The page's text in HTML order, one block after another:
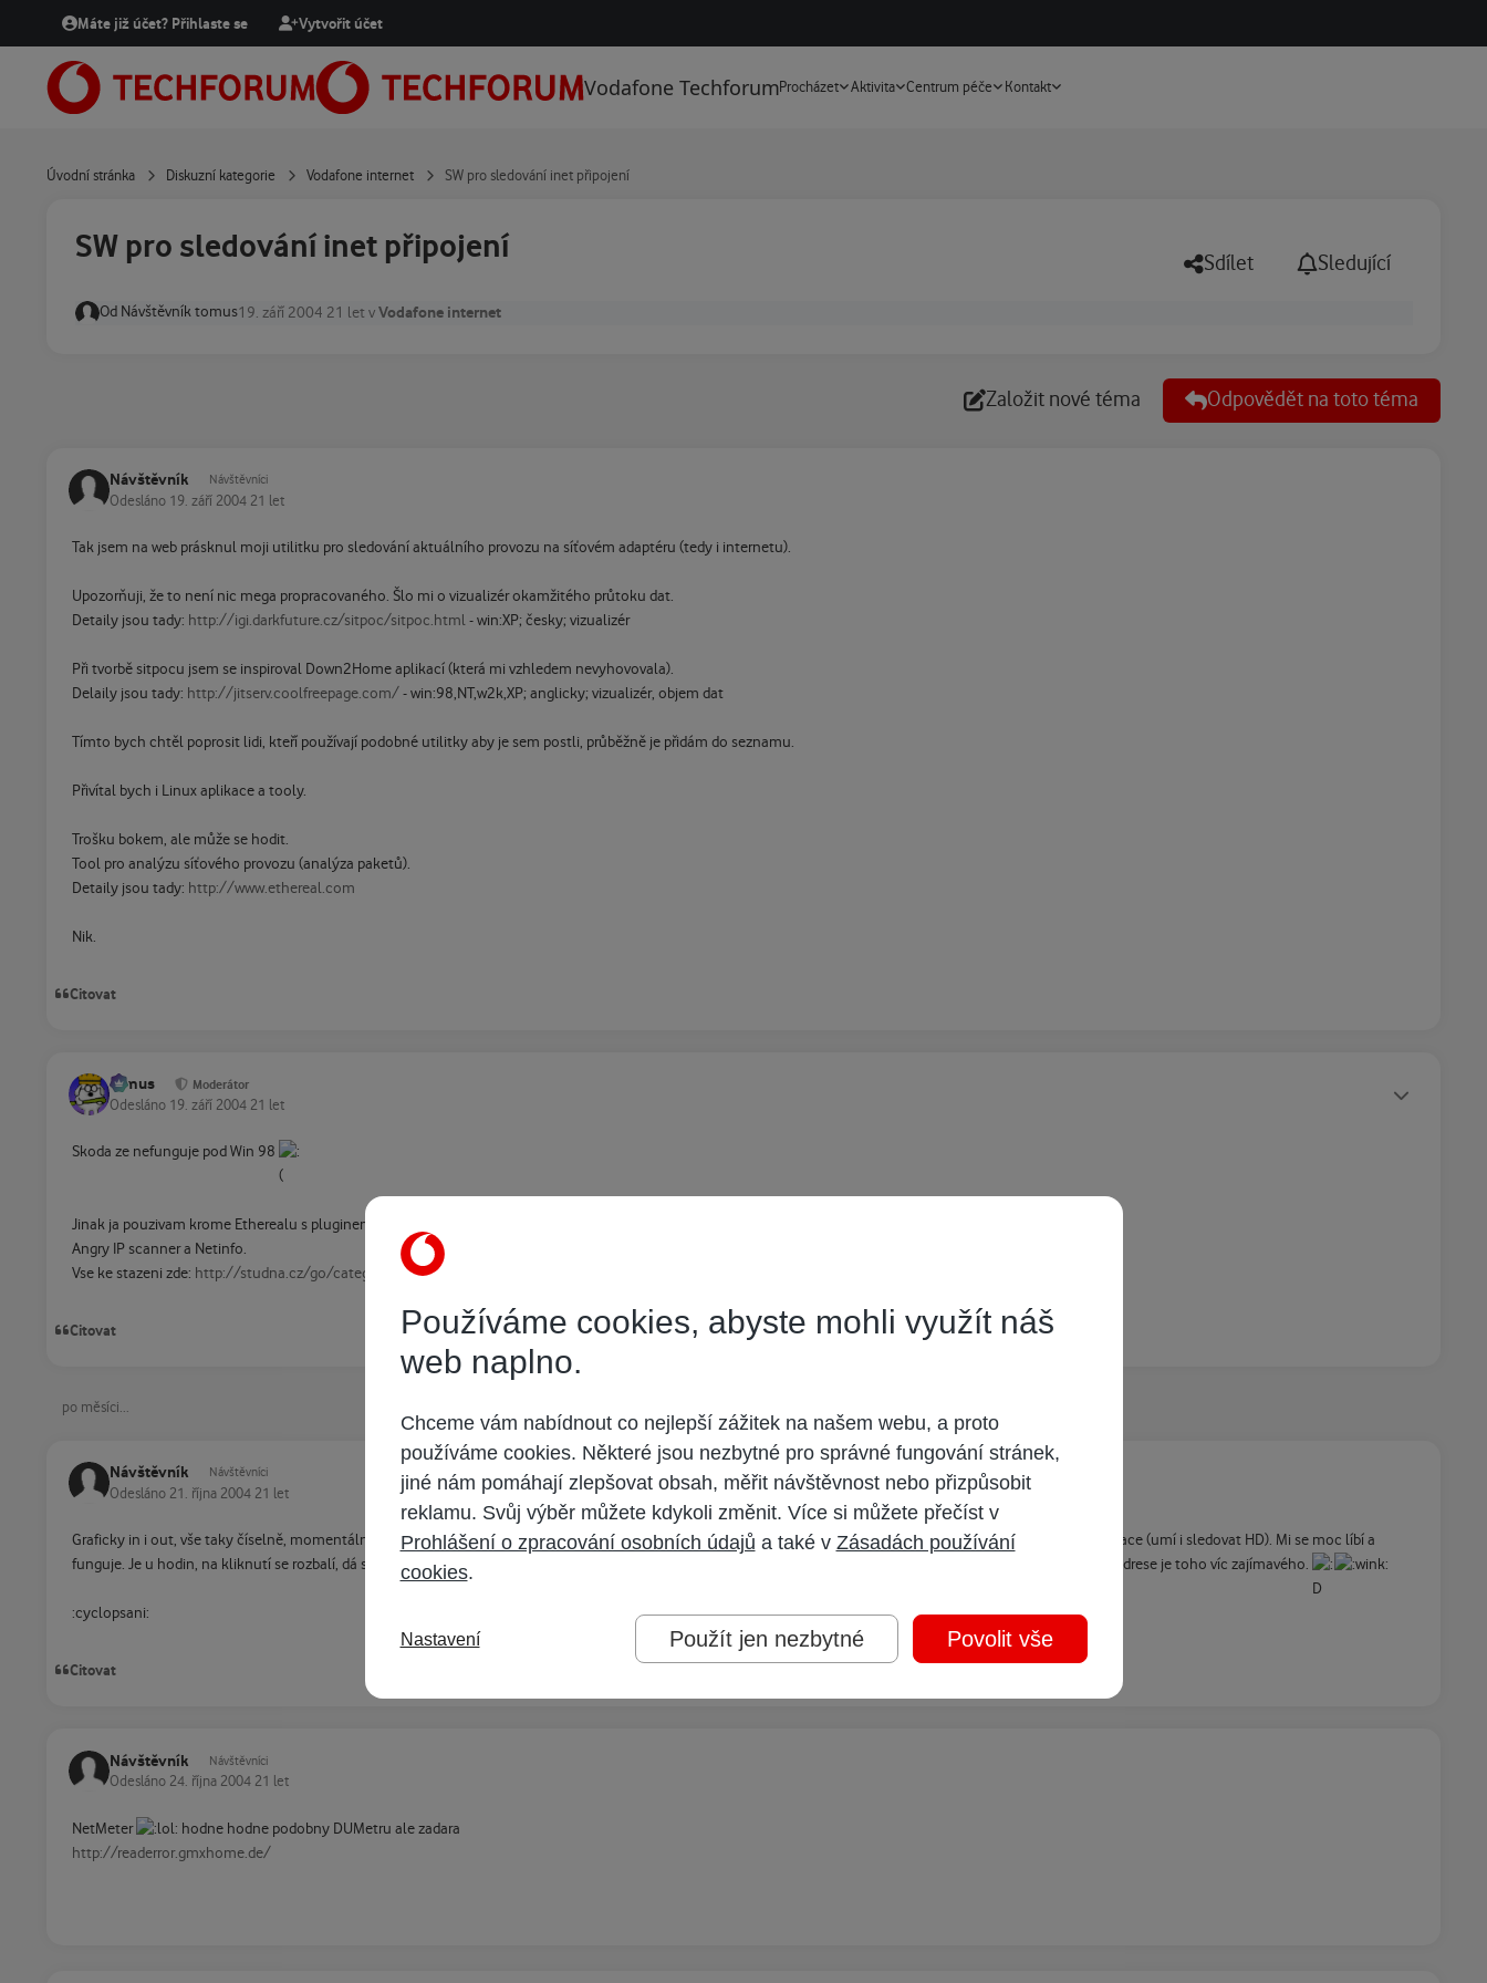
Přejít na obsah
Máte již účet? Přihlaste se Vytvořit účet
Vodafone TechforumProcházet Aktivita Centrum péče Kontakt
Úvodní stránka Diskuzní kategorie Vodafone internet SW pro sledování inet připojení
SW pro sledování inet připojení Sdílet Sledující
Od Návštěvník tomus19. září 2004 21 let vVodafone internet
Založit nové téma Odpovědět na toto téma
Návštěvník Návštěvníci
Odesláno 19. září 2004 21 let
Tak jsem na web prásknul moji utilitku pro sledování aktuálního provozu na síťovém adaptéru (tedy i internetu).
Upozorňuji, že to není nic mega propracovaného. Šlo mi o vizualizér okamžitého průtoku dat.
Detaily jsou tady: http://igi.darkfuture.cz/sitpoc/sitpoc.html- win:XP; česky; vizualizér
Při tvorbě sitpocu jsem se inspiroval Down2Home aplikací (která mi vzhledem nevyhovovala).
Delaily jsou tady: http://jitserv.coolfreepage.com/ - win:98,NT,w2k,XP; anglicky; vizualizér, objem dat
Tímto bych chtěl poprosit lidi, kteří používají podobné utilitky aby je sem postli, průběžně je přidám do seznamu.
Přivítal bych i Linux aplikace a tooly.
Trošku bokem, ale může se hodit.
Tool pro analýzu síťového provozu (analýza paketů).
Detaily jsou tady: http://www.ethereal.com
Nik.
Citovat
tomus Moderátor
Odesláno 19. září 2004 21 let
Skoda ze nefunguje pod Win 98
Jinak ja pouzivam krome Etherealu s pluginem WinPcap, jeste TracePlus Ethernet,
Angry IP scanner a Netinfo.
Vse ke stazeni zde: http://studna.cz/go/category/cid/0608
Citovat
po měsíci...
Návštěvník Návštěvníci
Odesláno 21. října 2004 21 let
Graficky in i out, vše taky číselně, momentální stav, průměr, statistika, celkem přeneseno, nulování všecho nastavení IP, kterou má sledovat, a další různé konfigurace (umí i sledovat HD). Mi se moc líbí a
funguje. Je u hodin, na kliknutí se rozbalí, dá se nastavit "stále nahoře". Je na:
a jmenuje se to Net Stat Live a hlavně JE ZADARMO !!!!!!!!!!!!!!!! Na té adrese je toho víc zajímavého.
:cyclopsani:
Citovat
Návštěvník Návštěvníci
Odesláno 24. října 2004 21 let
NetMeter
hodne hodne podobny DUMetru ale zadara
http://readerror.gmxhome.de/
Používáme cookies, abyste mohli využít náš
web naplno.
Chceme vám nabídnout co nejlepší zážitek na našem webu, a proto
používáme cookies. Některé jsou nezbytné pro správné fungování stránek,
jiné nám pomáhají zlepšovat obsah, měřit návštěvnost nebo přizpůsobit
reklamu. Svůj výběr můžete kdykoli změnit. Více si můžete přečíst v
Prohlášení o zpracování osobních údajů a také v Zásadách používání
cookies.
Použít jen nezbytné Povolit vše
Nastavení